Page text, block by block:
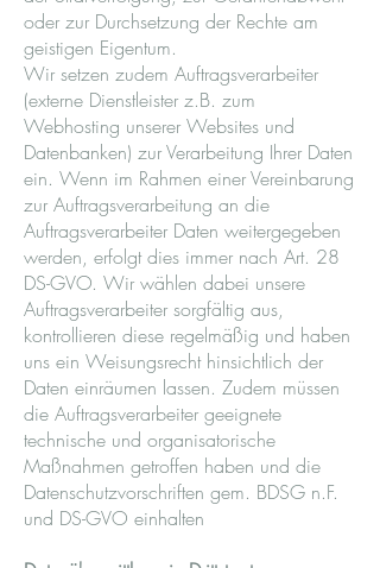
oder zur Durchsetzung der Rechte am
geistigen Eigentum.
Wir setzen zudem Auftragsverarbeiter
(externe Dienstleister z.B. zum
Webhosting unserer Websites und
Datenbanken) zur Verarbeitung Ihrer Daten
ein. Wenn im Rahmen einer Vereinbarung
zur Auftragsverarbeitung an die
Auftragsverarbeiter Daten weitergegeben
werden, erfolgt dies immer nach Art. 28
DS-GVO. Wir wählen dabei unsere
Auftragsverarbeiter sorgfältig aus,
kontrollieren diese regelmäßig und haben
uns ein Weisungsrecht hinsichtlich der
Daten einräumen lassen. Zudem müssen
die Auftragsverarbeiter geeignete
technische und organisatorische
Maßnahmen getroffen haben und die
Datenschutzvorschriften gem. BDSG n.F.
und DS-GVO einhalten